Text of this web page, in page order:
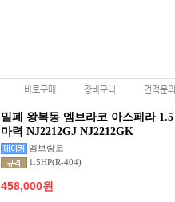
바로구매 장바구니 견적문의
밀폐 왕복동 엠브라코 아스페라 1.5
마력 NJ2212GJ NJ2212GK
엠브랑코
1.5HP(R-404)
458,000원